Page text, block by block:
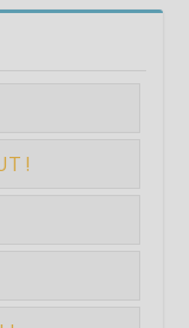
...
!
je me suis
discuté